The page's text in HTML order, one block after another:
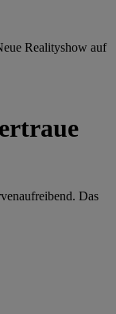
Realityshow auf
Das